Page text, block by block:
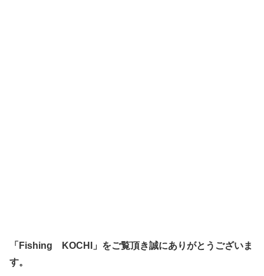
「Fishing KOCHI」をご覧頂き誠にありがとうございま
す。